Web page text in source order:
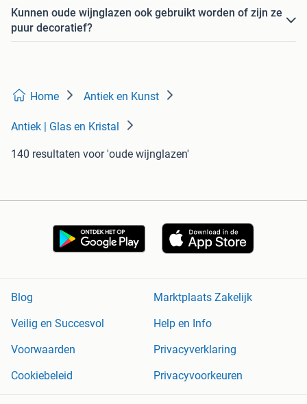
Kunnen oude wijnglazen ook gebruikt worden of zijn ze
puur decoratief?
Home Antiek en Kunst
Antiek | Glas en Kristal
140 resultaten voor 'oude wijnglazen'
Blog
Marktplaats Zakelijk
Veilig en Succesvol
Help en Info
Voorwaarden
Privacyverklaring
Cookiebeleid
Privacyvoorkeuren